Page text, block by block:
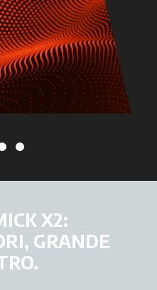
X2:
GRANDE